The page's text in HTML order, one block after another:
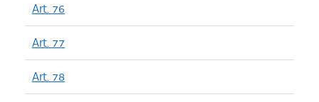
Art. 76
Art. 77
Art. 78